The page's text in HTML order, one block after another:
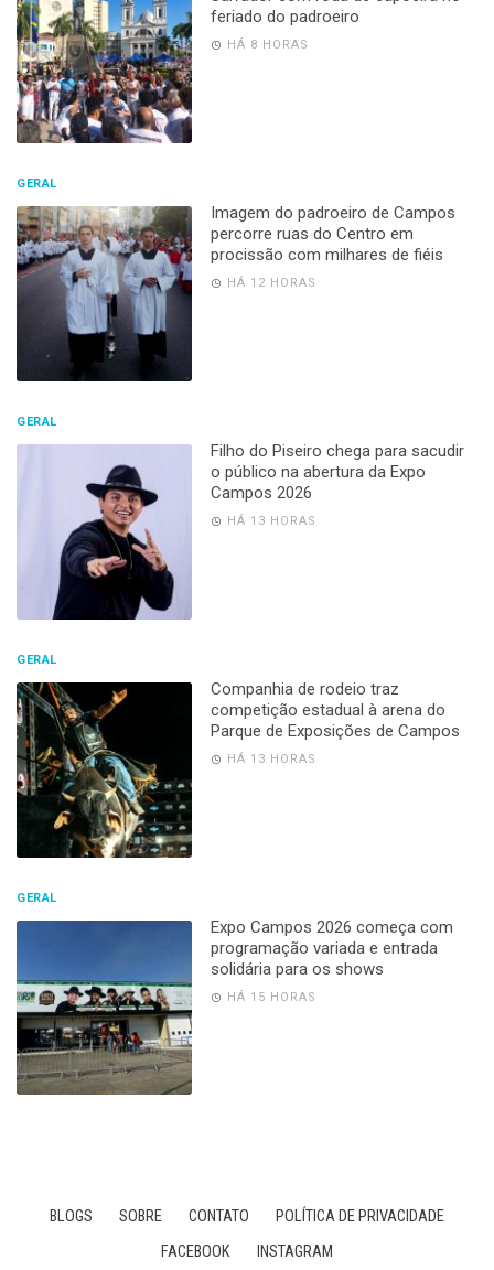
feriado do padroeiro
HÁ 8 HORAS
GERAL
Imagem do padroeiro de Campos
percorre ruas do Centro em
procissão com milhares de fiéis
HÁ 12 HORAS
GERAL
Filho do Piseiro chega para sacudir
o público na abertura da Expo
Campos 2026
HÁ 13 HORAS
GERAL
Companhia de rodeio traz
competição estadual à arena do
Parque de Exposições de Campos
HÁ 13 HORAS
GERAL
Expo Campos 2026 começa com
programação variada e entrada
solidária para os shows
HÁ 15 HORAS
BLOGS SOBRE CONTATO
POLÍTICA DE PRIVACIDADE
FACEBOOK
INSTAGRAM